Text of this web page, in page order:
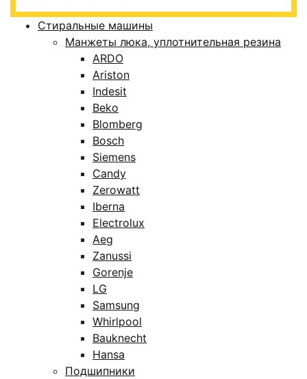
Стиральные машины
Манжеты люка, уплотнительная резина
ARDO
Ariston
Indesit
Beko
Blomberg
Bosch
Siemens
Candy
Zerowatt
Iberna
Electrolux
Aeg
Zanussi
Gorenje
LG
Samsung
Whirlpool
Bauknecht
Hansa
Подшипники